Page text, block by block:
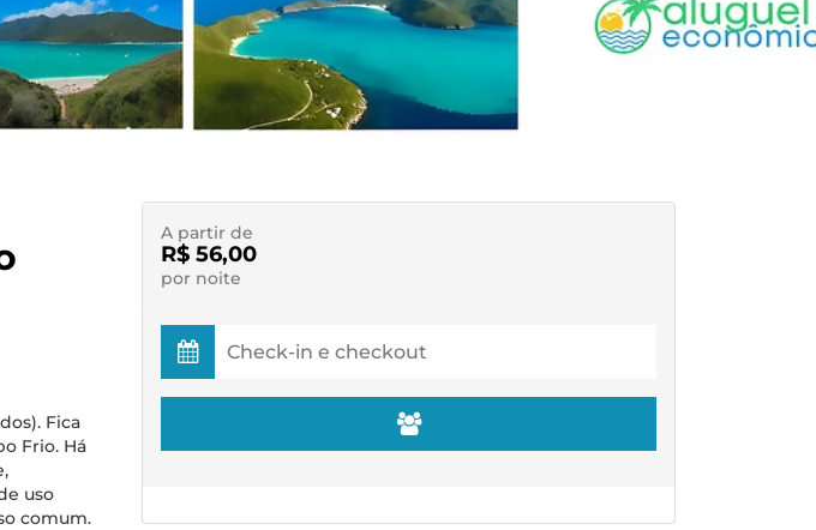
Fica
Frio. Há
uso
comum.
A partir de
R$ 56,00
por noite